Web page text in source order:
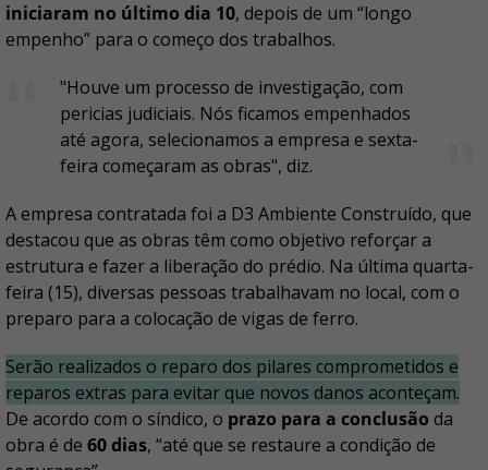
iniciaram no último dia 10, depois de um “longo
empenho” para o começo dos trabalhos.
"Houve um processo de investigação, com
pericias judiciais. Nós ficamos empenhados
até agora, selecionamos a empresa e sexta-
feira começaram as obras", diz.
A empresa contratada foi a D3 Ambiente Construído, que
destacou que as obras têm como objetivo reforçar a
estrutura e fazer a liberação do prédio. Na última quarta-
feira (15), diversas pessoas trabalhavam no local, com o
preparo para a colocação de vigas de ferro.
Serão realizados o reparo dos pilares comprometidos e
reparos extras para evitar que novos danos aconteçam.
De acordo com o síndico, o prazo para a conclusão da
obra é de 60 dias, “até que se restaure a condição de